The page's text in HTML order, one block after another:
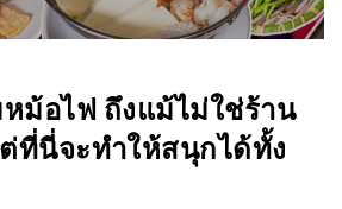
ม้อไฟ ถึงแม้ไม่ใช่ร้าน
ที่นี่จะทำให้สนุกได้ทั้ง